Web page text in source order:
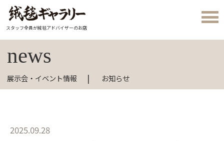
スタッフ全員が絨毯アドバイザーのお店
news
展示会・イベント情報 お知らせ
2025.09.28